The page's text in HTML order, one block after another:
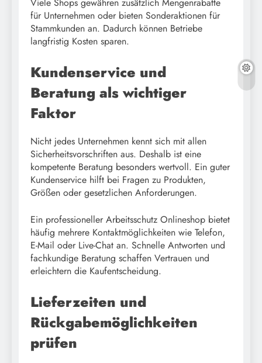
für Unternehmen oder bieten Sonderaktionen für
Stammkunden an. Dadurch können Betriebe
langfristig Kosten sparen.
Kundenservice und
Beratung als wichtiger
Faktor
Nicht jedes Unternehmen kennt sich mit allen
Sicherheitsvorschriften aus. Deshalb ist eine
kompetente Beratung besonders wertvoll. Ein guter
Kundenservice hilft bei Fragen zu Produkten,
Größen oder gesetzlichen Anforderungen.
Ein professioneller Arbeitsschutz Onlineshop bietet
häufig mehrere Kontaktmöglichkeiten wie Telefon,
E-Mail oder Live-Chat an. Schnelle Antworten und
fachkundige Beratung schaffen Vertrauen und
erleichtern die Kaufentscheidung.
Lieferzeiten und
Rückgabemöglichkeiten
prüfen